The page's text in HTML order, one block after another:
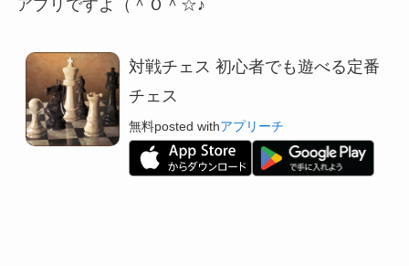
アプリですよ（＾Ｏ＾☆♪
対戦チェス 初心者でも遊べる定番
チェス
無料posted withアプリーチ